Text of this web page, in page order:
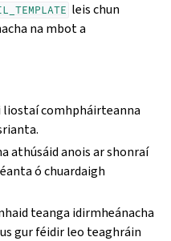
leis chun
na mbot a
liostaí comhpháirteanna
athúsáid anois ar shonraí
ó chuardaigh
teanga idirmheánacha
gur féidir leo teaghráin